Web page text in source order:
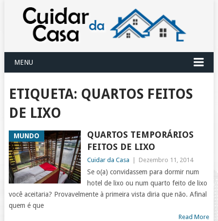
MENU
ETIQUETA: QUARTOS FEITOS
DE LIXO
MUNDO
QUARTOS TEMPORÁRIOS
FEITOS DE LIXO
Cuidar da Casa Dezembro 11, 2014
Se o(a) convidassem para dormir num
hotel de lixo ou num quarto feito de lixo
você aceitaria? Provavelmente à primeira vista diria que não. Afinal
quem é que
Read More